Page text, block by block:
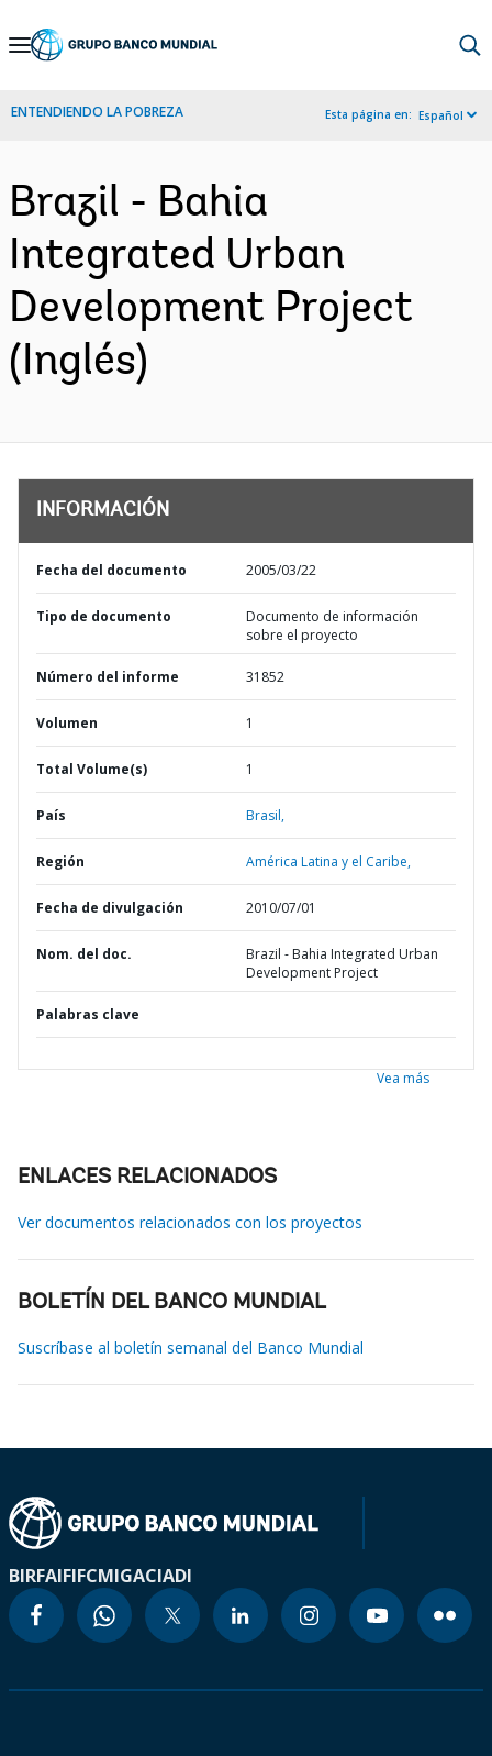
Skip
Navigation
ENTENDIENDO LA POBREZA Esta página en: Español
Brazil - Bahia
Integrated Urban
Development Project
(Inglés)
INFORMACIÓN
Fecha del documento 2005/03/22
Tipo de documento
Documento de información
sobre el proyecto
Número del informe 31852
Volumen 1
Total Volume(s) 1
País Brasil,
Región América Latina y el Caribe,
Fecha de divulgación 2010/07/01
Nom. del doc.
Brazil - Bahia Integrated Urban
Development Project
Palabras clave
Vea más
ENLACES RELACIONADOS
Ver documentos relacionados con los proyectos
BOLETÍN DEL BANCO MUNDIAL
Suscríbase al boletín semanal del Banco Mundial
BIRFAIFIFCMIGACIADI